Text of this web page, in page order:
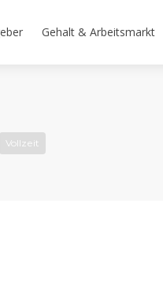
Gehalt & Arbeitsmarkt
Vollzeit